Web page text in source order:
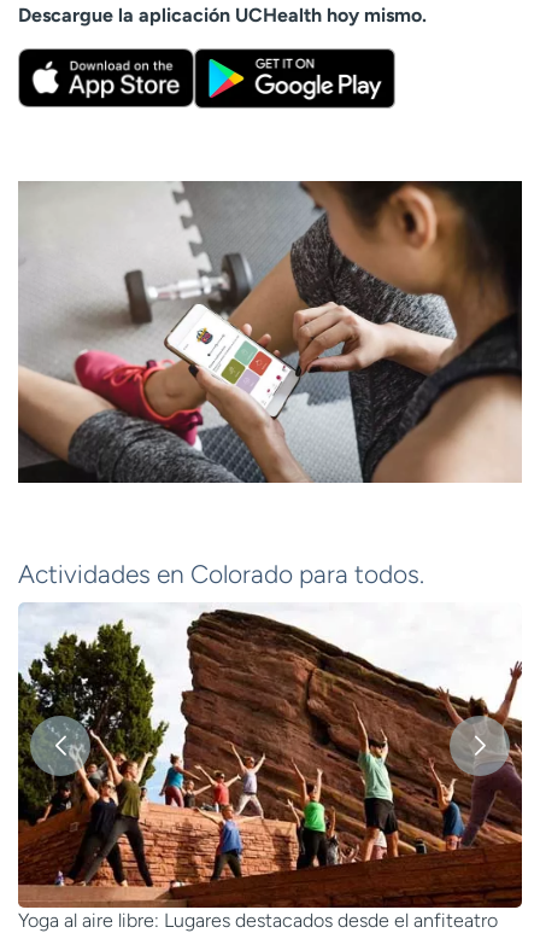
Descargue la aplicación UCHealth hoy mismo.
Actividades en Colorado para todos.
Yoga al aire libre: Lugares destacados desde el anfiteatro